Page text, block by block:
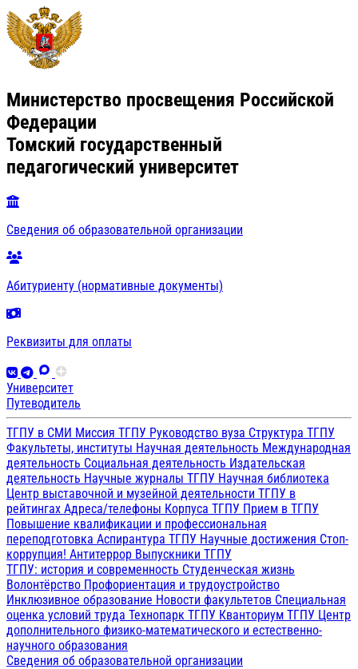
Министерство просвещения Российской
Федерации
Томский государственный
педагогический университет
Сведения об образовательной организации
Абитуриенту (нормативные документы)
Реквизиты для оплаты
Университет
Путеводитель
ТГПУ в СМИ Миссия ТГПУ Руководство вуза Структура ТГПУ
Факультеты, институты Научная деятельность Международная
деятельность Социальная деятельность Издательская
деятельность Научные журналы ТГПУ Научная библиотека
Центр выставочной и музейной деятельности ТГПУ в
рейтингах Адреса/телефоны Корпуса ТГПУ Прием в ТГПУ
Повышение квалификации и профессиональная
переподготовка Аспирантура ТГПУ Научные достижения Стоп-
коррупция! Антитеррор Выпускники ТГПУ
ТГПУ: история и современность Студенческая жизнь
Волонтёрство Профориентация и трудоустройство
Инклюзивное образование Новости факультетов Специальная
оценка условий труда Технопарк ТГПУ Кванториум ТГПУ Центр
дополнительного физико-математического и естественно-
научного образования
Сведения об образовательной организации